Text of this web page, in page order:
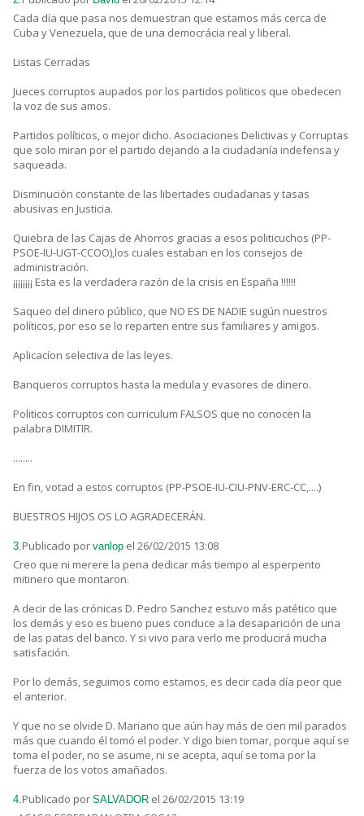
Cada día que pasa nos demuestran que estamos más cerca de
Cuba y Venezuela, que de una democrácia real y liberal.
Listas Cerradas
Jueces corruptos aupados por los partidos politicos que obedecen
la voz de sus amos.
Partidos políticos, o mejor dicho. Asociaciones Delictivas y Corruptas
que solo miran por el partido dejando a la ciudadanía indefensa y
saqueada.
Disminución constante de las libertades ciudadanas y tasas
abusivas en Justicia.
Quiebra de las Cajas de Ahorros gracias a esos politicuchos (PP-
PSOE-IU-UGT-CCOO),los cuales estaban en los consejos de
administración.
¡¡¡¡¡¡¡¡ Esta es la verdadera razón de la crisis en España !!!!!!
Saqueo del dinero público, que NO ES DE NADIE sugún nuestros
políticos, por eso se lo reparten entre sus familiares y amigos.
Aplicacíon selectiva de las leyes.
Banqueros corruptos hasta la medula y evasores de dinero.
Politicos corruptos con curriculum FALSOS que no conocen la
palabra DIMITIR.
........
En fin, votad a estos corruptos (PP-PSOE-IU-CIU-PNV-ERC-CC,....)
BUESTROS HIJOS OS LO AGRADECERÁN.
3. Publicado por vanlop el 26/02/2015 13:08
Creo que ni merere la pena dedicar más tiempo al esperpento
mitinero que montaron.
A decir de las crónicas D. Pedro Sanchez estuvo más patético que
los demás y eso es bueno pues conduce a la desaparición de una
de las patas del banco. Y si vivo para verlo me producirá mucha
satisfación.
Por lo demás, seguimos como estamos, es decir cada día peor que
el anterior.
Y que no se olvide D. Mariano que aún hay más de cien mil parados
más que cuando él tomó el poder. Y digo bien tomar, porque aquí se
toma el poder, no se asume, ni se acepta, aquí se toma por la
fuerza de los votos amañados.
4. Publicado por SALVADOR el 26/02/2015 13:19